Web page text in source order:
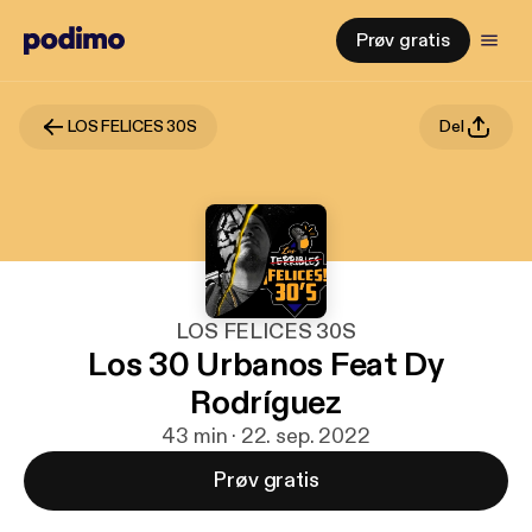
Prøv gratis
LOS FELICES 30S Del
LOS FELICES 30S
Los 30 Urbanos Feat Dy
Rodríguez
43 min · 22. sep. 2022
Prøv gratis